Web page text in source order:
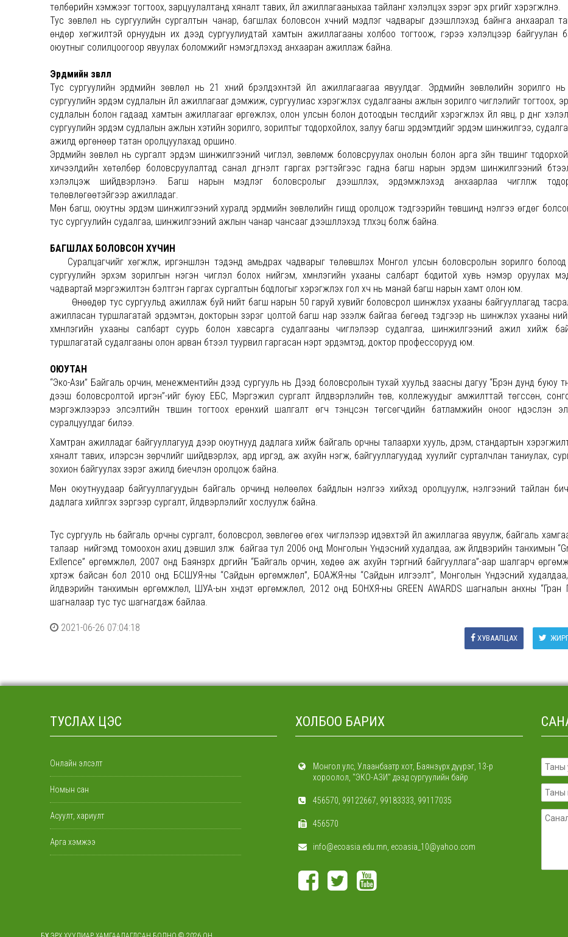
төлбөрийн хэмжээг тогтоох, зарцуулалтанд хяналт тавих, үйл ажиллагааныхаа тайланг хэлэлцэх зэрэг эрх үүргийг хэрэгжүүлнэ.
Тус зөвлөл нь сургуулийн сургалтын чанар, багшлах боловсон хүчний мэдлэг чадварыг дээшлүүлэхэд байнга анхаарал
өндөр хөгжилтэй орнуудын их дээд сургуулиудтай хамтын ажиллагааны холбоо тогтоож, гэрээ хэлэлцээр байгуулан
оюутныг солилцоогоор явуулах боломжийг нэмэгдүүлэхэд анхааран ажиллаж байна.
Эрдмийн зөвлөл
Тус сургуулийн эрдмийн зөвлөл нь 21 хүний бүрэлдэхүүнтэй үйл ажиллагаагаа явуулдаг. Эрдмийн зөвлөлийн зорилго
сургуулийн эрдэм судлалын үйл ажиллагааг дэмжиж, сургуулиас хэрэгжүүлэх судалгааны ажлын зорилго чиглэлийг тогтоох,
судлалын болон гадаад хамтын ажиллагааг өргөжүүлэх, олон улсын болон дотоодын төслүүдийг хэрэгжүүлэх үйл явц, үр дүнг
сургуулийн эрдэм судлалын ажлын хэтийн зорилго, зорилтыг тодорхойлох, залуу багш эрдэмтдийг эрдэм шинжилгээ,
ажилд өргөнөөр татан оролцуулахад оршино.
Эрдмийн зөвлөл нь сургалт эрдэм шинжилгээний чиглэл, зөвлөмж боловсруулах онолын болон арга зүйн түвшинг
хичээлүүдийн хөтөлбөр боловсруулалтад санал дүгнэлт гаргах үүрэгтэйгээс гадна багш нарын эрдэм шинжилгээний
хэлэлцэж шийдвэрлэнэ. Багш нарын мэдлэг боловсролыг дээшлүүлэх, эрдэмжүүлэхэд анхаарлаа чиглүүлж
төлөвлөгөөтэйгээр ажилладаг.
Мөн багш, оюутны эрдэм шинжилгээний хуралд эрдмийн зөвлөлийн гишүүд оролцож тэдгээрийн төвшинд үнэлгээ өгдөг
тус сургуулийн судалгаа, шинжилгээний ажлын чанар чансааг дээшлүүлэхэд түлхэц болж байна.
БАГШЛАХ БОЛОВСОН ХҮЧИН
Суралцагчийг хөгжүүлж, иргэншүүлэн тэдэнд амьдрах чадварыг төлөвшүүлэх Монгол улсын боловсролын зорилго
сургуулийн эрхэм зорилгын нэгэн чиглэл болох нийгэм, хүмүүнлэгийн ухааны салбарт бодитой хувь нэмэр оруулах
чадвартай мэргэжилтэн бэлтгэн гаргах сургалтын бодлогыг хэрэгжүүлэх гол хүч нь манай багш нарын хамт олон юм.
Өнөөдөр тус сургуульд ажиллаж буй нийт багш нарын 50 гаруй хувийг боловсрол шинжлэх ухааны байгууллагад
ажилласан туршлагатай эрдэмтэн, докторын зэрэг цолтой багш нар эзэлж байгаа бөгөөд тэдгээр нь шинжлэх ухааны
хүмүүнлэгийн ухааны салбарт суурь болон хавсарга судалгааны чиглэлээр судалгаа, шинжилгээний ажил хийж
туршлагатай судалгааны олон арван бүтээл туурвил гаргасан нэрт эрдэмтэд, доктор профессорууд юм.
ОЮУТАН
“Эко-Ази” Байгаль орчин, менежментийн дээд сургууль нь Дээд боловсролын тухай хуульд заасны дагуу “Бүрэн дунд буюу
дээш боловсролтой иргэн”-ийг буюу ЕБС, Мэргэжил сургалт үйлдвэрлэлийн төв, коллежуудыг амжилттай төгссөн,
мэргэжлээрээ элсэлтийн түвшин тогтоох ерөнхий шалгалт өгч тэнцсэн төгсөгчдийн батламжийн оноог үндэслэн
суралцуулдаг билээ.
Хамтран ажилладаг байгууллагууд дээр оюутнууд дадлага хийж байгаль орчны талаархи хууль, дүрэм, стандартын
хяналт тавих, илэрсэн зөрчлийг шийдвэрлэх, ард иргэд, аж ахуйн нэгж, байгууллагуудад хуулийг сурталчлан таниулах,
зохион байгуулах зэрэг ажилд биечлэн оролцож байна.
Мөн оюутнуудаар байгууллагуудын байгаль орчинд нөлөөлөх байдлын үнэлгээ хийхэд оролцуулж, үнэлгээний тайлан
дадлага хийлгэх зэргээр сургалт, үйлдвэрлэлийг хослуулж байна.
Тус сургууль нь байгаль орчны сургалт, боловсрол, зөвлөгөө өгөх чиглэлээр идэвхтэй үйл ажиллагаа явуулж, байгаль
талаар нийгэмд томоохон ахиц дэвшил үзүүлж байгаа тул 2006 онд Монголын Үндэсний худалдаа, аж үйлдвэрийн танхимын
Exllence” өргөмжлөл, 2007 онд Баянзүрх дүүргийн “Байгаль орчин, хөдөө аж ахуйн тэргүүний байгууллага”-аар шалгарч
хүртэж байсан бол 2010 онд БСШУЯ-ны “Сайдын өргөмжлөл”, БОАЖЯ-ны “Сайдын илгээлт”, Монголын Үндэсний
үйлдвэрийн танхимын өргөмжлөл, ШУА-ын хүндэт өргөмжлөл, 2012 онд БОНХЯ-ны GREEN AWARDS шагналын анхны “Гран
шагналаар тус тус шагнагдаж байлаа.
2021-06-26 07:04:18
ХУВААЛЦАХ
ТУСЛАХ ЦЭС
Онлайн элсэлт
Номын сан
Асуулт, хариулт
Арга хэмжээ
ХОЛБОО БАРИХ
Монгол улс, Улаанбаатр хот, Баянзүрх дүүрэг, 13-р
хороолол, "ЭКО-АЗИ" дээд сургуулийн байр
456570, 99122667, 99183333, 99117035
456570
info@ecoasia.edu.mn, ecoasia_10@yahoo.com